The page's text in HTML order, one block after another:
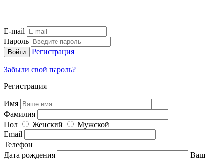
E-mail
Пароль
Регистрация
Забыли свой пароль?
Регистрация
Имя
Фамилия
Пол
Женский
Мужской
Email
Телефон
Дата рождения
Ваш